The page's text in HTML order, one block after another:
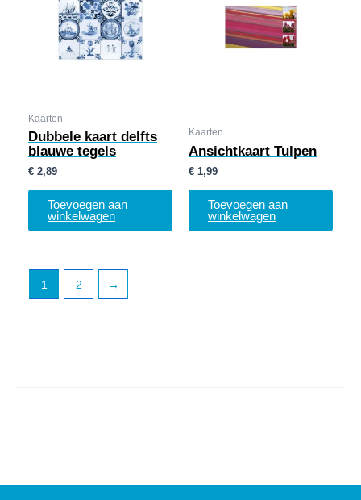
Kaarten
Dubbele kaart delfts
blauwe tegels
€ 2,89
Toevoegen aan
winkelwagen
Kaarten
Ansichtkaart Tulpen
€ 1,99
Toevoegen aan
winkelwagen
1 2 →